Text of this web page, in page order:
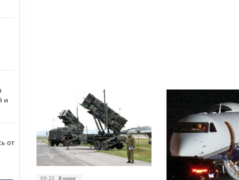
09:23 В мире
и
от